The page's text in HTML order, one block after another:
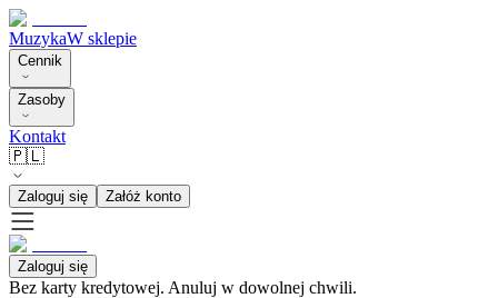
MuzykaW sklepie
Cennik
Zasoby
Kontakt
🇵🇱
Zaloguj się Załóż konto
Zaloguj się
Bez karty kredytowej. Anuluj w dowolnej chwili.